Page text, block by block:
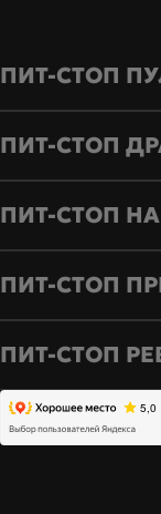
ПИТ-СТОП
ПИТ-СТОП
ПИТ-СТОП
ПИТ-СТОП
ПИТ-СТОП